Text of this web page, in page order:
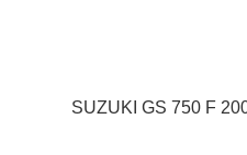
SUZUKI GS 750 F